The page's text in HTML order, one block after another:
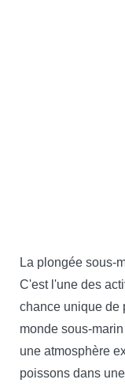
La plongée sous-
C'est l'une des
chance unique de
monde sous-
une atmosphère
poissons dans